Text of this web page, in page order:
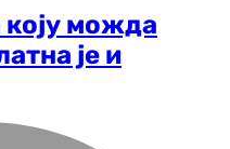
коју можда
је и